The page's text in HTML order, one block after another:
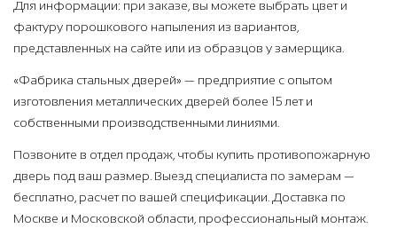
Для информации: при заказе, вы можете выбрать цвет и
фактуру порошкового напыления из вариантов,
представленных на сайте или из образцов у замерщика.
«Фабрика стальных дверей» — предприятие с опытом
изготовления металлических дверей более 15 лет и
собственными производственными линиями.
Позвоните в отдел продаж, чтобы купить противопожарную
дверь под ваш размер. Выезд специалиста по замерам —
бесплатно, расчет по вашей спецификации. Доставка по
Москве и Московской области, профессиональный монтаж.